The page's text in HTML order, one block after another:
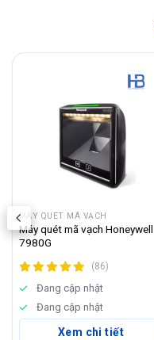
MÁY QUÉT MÃ VẠCH
Máy quét mã vạch Honeywell
7980G
(86)
Đang cập nhật
Đang cập nhật
Xem chi tiết